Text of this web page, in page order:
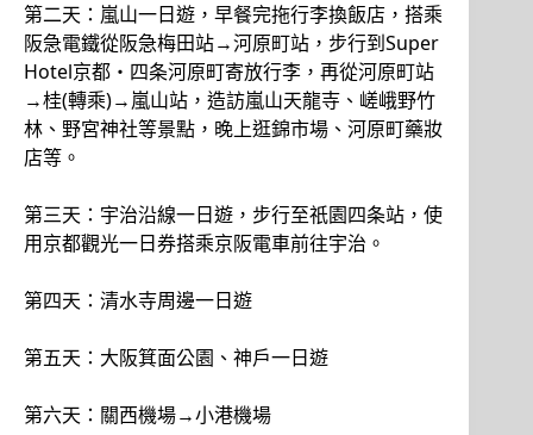
第二天：嵐山一日遊，早餐完拖行李換飯店，搭乘
阪急電鐵從阪急梅田站→河原町站，步行到Super
Hotel京都・四条河原町寄放行李，再從河原町站
→桂(轉乘)→嵐山站，造訪嵐山天龍寺、嵯峨野竹
林、野宮神社等景點，晚上逛錦市場、河原町藥妝
店等。
第三天：宇治沿線一日遊，步行至祇園四条站，使
用京都觀光一日券搭乘京阪電車前往宇治。
第四天：清水寺周邊一日遊
第五天：大阪箕面公園、神戶一日遊
第六天：關西機場→小港機場